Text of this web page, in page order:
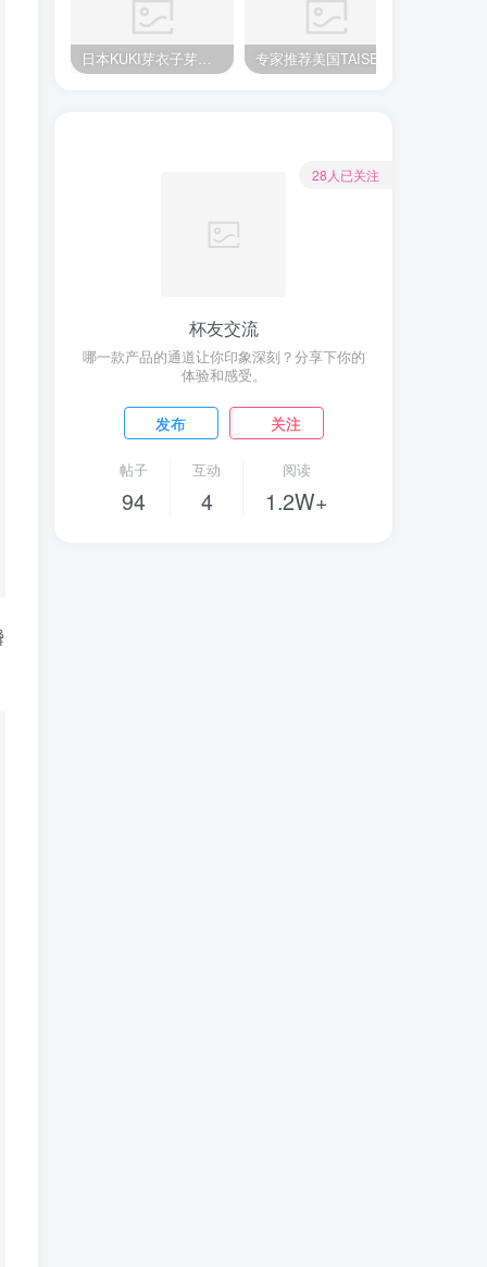
日本KUKI芽衣子芽衣姐姐飞机杯推荐名器倒模飞机杯测评视频
28人已关注
杯友交流
哪一款产品的通道让你印象深刻？分享下你的
体验和感受。
发布 关注
帖子
94
互动
4
阅读
1.2W+